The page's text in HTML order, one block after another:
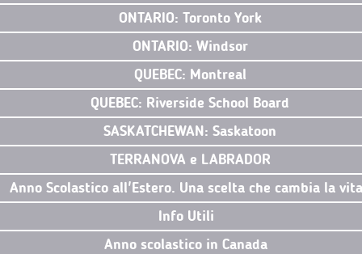
ONTARIO: Toronto York
ONTARIO: Windsor
QUEBEC: Montreal
QUEBEC: Riverside School Board
SASKATCHEWAN: Saskatoon
TERRANOVA e LABRADOR
Anno Scolastico all'Estero. Una scelta che cambia la vita
Info Utili
Anno scolastico in Canada